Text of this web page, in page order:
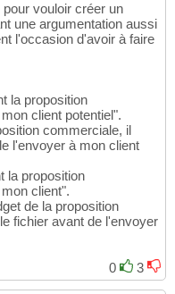
vouloir créer un
une argumentation aussi
l'occasion d'avoir à faire
la proposition
client potentiel".
commerciale, il
l'envoyer à mon client
la proposition
client".
de la proposition
fichier avant de l'envoyer
0
3